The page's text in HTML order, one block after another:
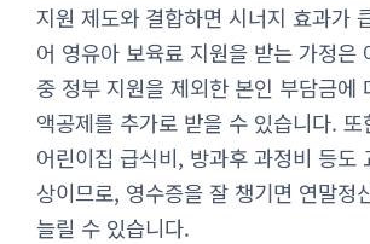
지원 제도와 결합하면 시너지 효과가
어 영유아 보육료 지원을 받는 가정은
중 정부 지원을 제외한 본인 부담금에
액공제를 추가로 받을 수 있습니다.
어린이집 급식비, 방과후 과정비 등도
상이므로, 영수증을 잘 챙기면 연말정
늘릴 수 있습니다.